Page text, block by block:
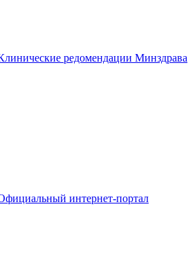
редомендации Минздрава
интернет-портал